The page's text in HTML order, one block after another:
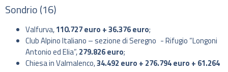
Sondrio (16)
Valfurva,110.727 euro + 36.376 euro;
Club Alpino Italiano – sezione di Seregno - Rifugio “Longoni
Antonio ed Elia”,279.826 euro;
Chiesa in Valmalenco,34.492 euro + 276.794 euro + 61.264